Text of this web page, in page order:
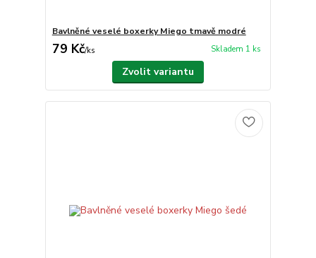
Bavlněné veselé boxerky Miego tmavě modré
79 Kč/ks Skladem 1 ks
Zvolit variantu